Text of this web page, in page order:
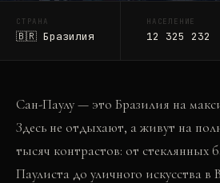
СТРАНА
🇧🇷 Бразилия
НАСЕЛЕНИЕ
12 325 232
Сан-Паулу — это Бразилия на
Здесь не отдыхают, а живут на
тысяч контрастов: от стеклянных
Паулиста до уличного искусства